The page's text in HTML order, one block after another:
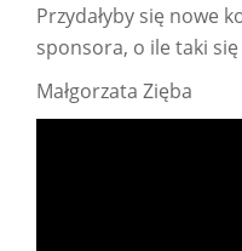
Przydałyby się nowe
sponsora, o ile taki
Małgorzata Zięba